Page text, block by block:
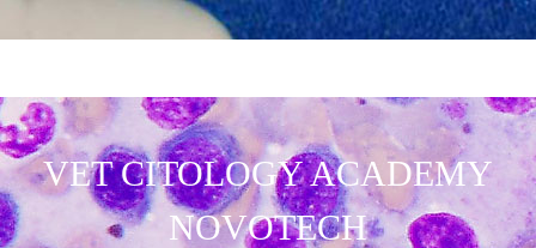
VET CITOLOGYACADEMY
NOVOTECH